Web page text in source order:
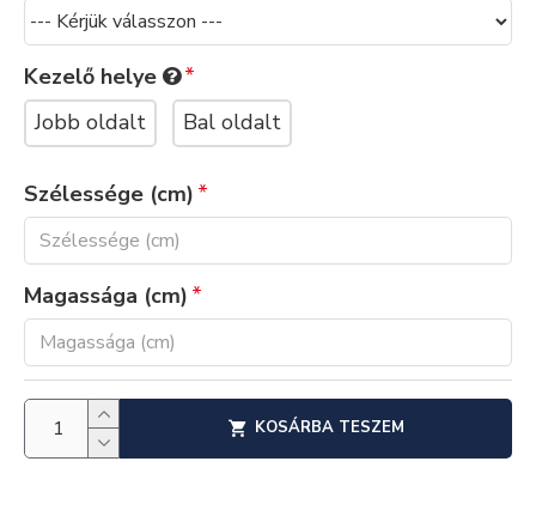
Kezelő helye
Jobb oldalt
Bal oldalt
Szélessége (cm)
Magassága (cm)
KOSÁRBA TESZEM